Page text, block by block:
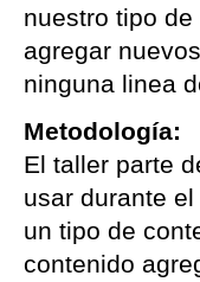
nuestro tipo
agregar
ninguna linea
Metodología:
El taller parte
usar durante
un tipo de
contenido